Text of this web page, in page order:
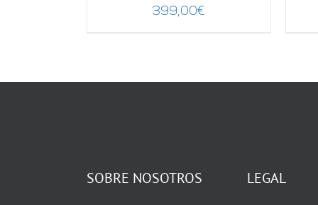
399,00€
SOBRE NOSOTROS LEGAL